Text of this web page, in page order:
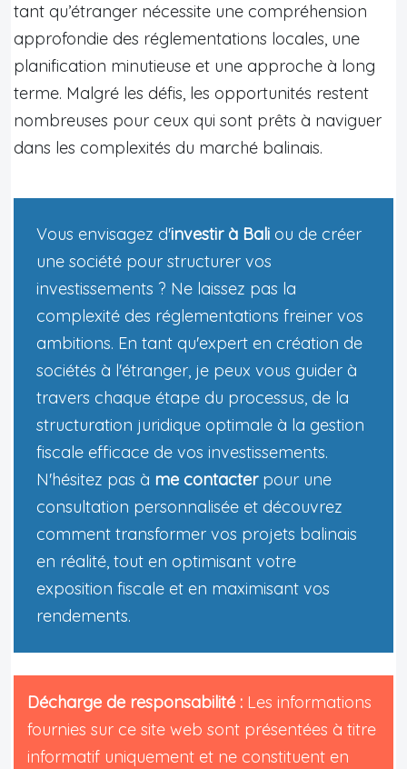
tant qu’étranger nécessite une compréhension
approfondie des réglementations locales, une
planification minutieuse et une approche à long
terme. Malgré les défis, les opportunités restent
nombreuses pour ceux qui sont prêts à naviguer
dans les complexités du marché balinais.
Vous envisagez d'investir à Bali ou de créer
une société pour structurer vos
investissements ? Ne laissez pas la
complexité des réglementations freiner vos
ambitions. En tant qu'expert en création de
sociétés à l'étranger, je peux vous guider à
travers chaque étape du processus, de la
structuration juridique optimale à la gestion
fiscale efficace de vos investissements.
N'hésitez pas à me contacterpour une
consultation personnalisée et découvrez
comment transformer vos projets balinais
en réalité, tout en optimisant votre
exposition fiscale et en maximisant vos
rendements.
Décharge de responsabilité : Les informations
fournies sur ce site web sont présentées à titre
informatif uniquement et ne constituent en